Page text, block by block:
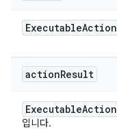
ExecutableAction
actionResult
ExecutableAction
입니다.